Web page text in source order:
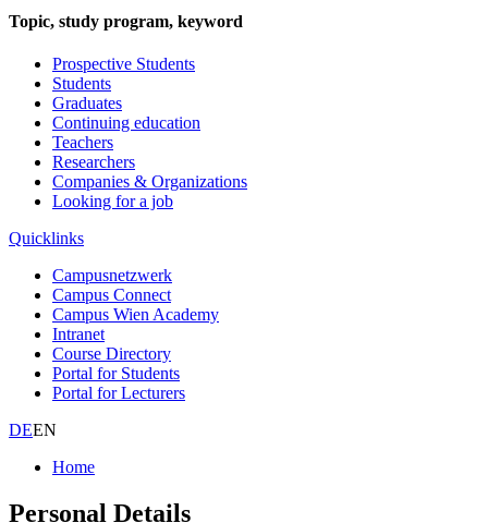
Topic, study program, keyword
Prospective Students
Students
Graduates
Continuing education
Teachers
Researchers
Companies & Organizations
Looking for a job
Quicklinks
Campusnetzwerk
Campus Connect
Campus Wien Academy
Intranet
Course Directory
Portal for Students
Portal for Lecturers
DEEN
Home
Personal Details